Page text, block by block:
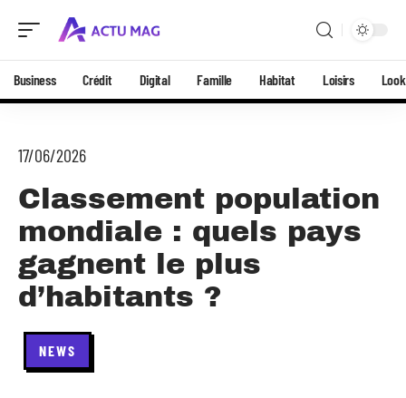
Business Crédit Digital Famille Habitat Loisirs Look
17/06/2026
Classement population
mondiale : quels pays
gagnent le plus
d’habitants ?
NEWS